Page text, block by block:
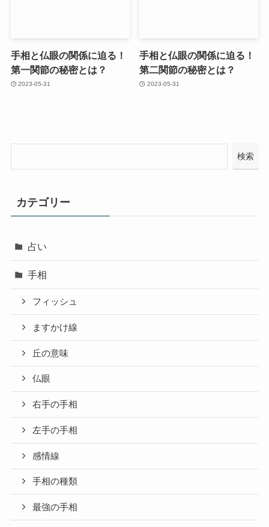
手相と仏眼の関係に迫る！
第一関節の秘密とは？
2023-05-31
手相と仏眼の関係に迫る！
第二関節の秘密とは？
2023-05-31
検索
カテゴリー
占い
手相
フィッシュ
ますかけ線
丘の意味
仏眼
右手の手相
左手の手相
感情線
手相の種類
最強の手相